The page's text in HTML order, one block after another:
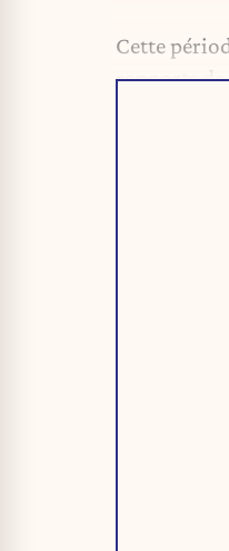
Cette
rapports